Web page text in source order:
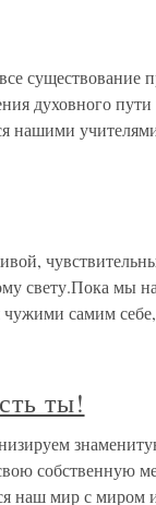
существование
духовного
нашими
свету.Пока мы
самим
ты!
собственную
наш мир с миром